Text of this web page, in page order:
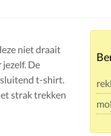
niet draait
De
t-shirt.
strak trekken